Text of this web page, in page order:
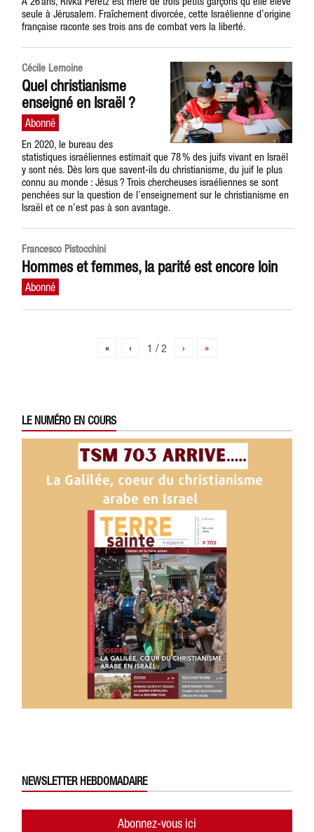
seule à Jérusalem. Fraîchement divorcée, cette Israélienne d’origine
française raconte ses trois ans de combat vers la liberté.
Cécile Lemoine
Quel christianisme
enseigné en Israël ?
En 2020, le bureau des
statistiques israéliennes estimait que 78 % des juifs vivant en Israël
y sont nés. Dès lors que savent-ils du christianisme, du juif le plus
connu au monde : Jésus ? Trois chercheuses israéliennes se sont
penchées sur la question de l’enseignement sur le christianisme en
Israël et ce n’est pas à son avantage.
Francesco Pistocchini
Hommes et femmes, la parité est encore loin
« ‹ 1 / 2 › »
LE NUMÉRO EN COURS
NEWSLETTER HEBDOMADAIRE
Abonnez-vous ici